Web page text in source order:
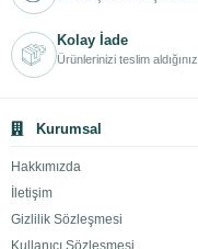
Kolay İade
Ürünlerinizi teslim
Kurumsal
Hakkımızda
İletişim
Gizlilik Sözleşmesi
Kullanıcı Sözleşmesi